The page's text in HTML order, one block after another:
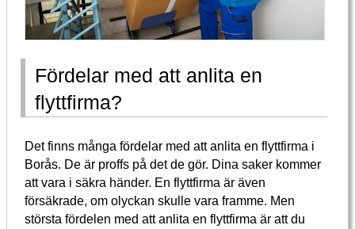
Fördelar med att anlita en
flyttfirma?
Det finns många fördelar med att anlita en flyttfirma i
Borås. De är proffs på det de gör. Dina saker kommer
att vara i säkra händer. En flyttfirma är även
försäkrade, om olyckan skulle vara framme. Men
största fördelen med att anlita en flyttfirma är att du